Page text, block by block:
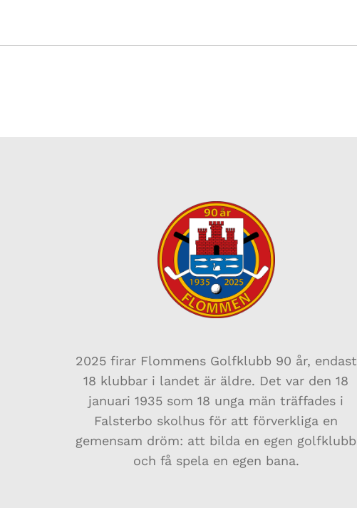
2025 firar Flommens Golfklubb 90 år, endast
18 klubbar i landet är äldre. Det var den 18
januari 1935 som 18 unga män träffades i
Falsterbo skolhus för att förverkliga en
gemensam dröm: att bilda en egen golfklubb
och få spela en egen bana.